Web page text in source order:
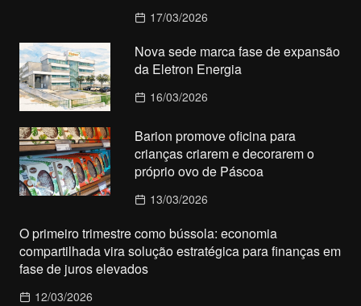
17/03/2026
Nova sede marca fase de expansão
da Eletron Energia
16/03/2026
Barion promove oficina para
crianças criarem e decorarem o
próprio ovo de Páscoa
13/03/2026
O primeiro trimestre como bússola: economia
compartilhada vira solução estratégica para finanças em
fase de juros elevados
12/03/2026